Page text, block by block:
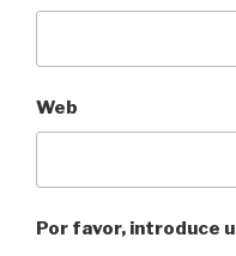
Web
Por favor, introduce